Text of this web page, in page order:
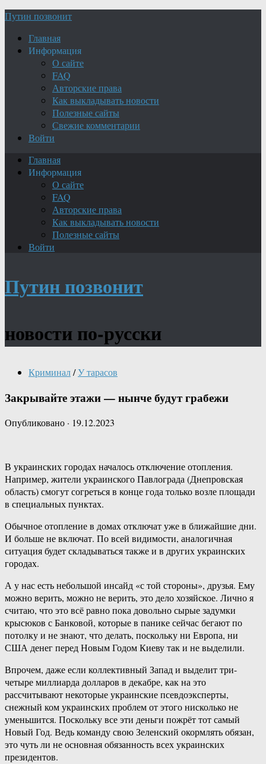
Путин позвонит
Главная
Информация
О сайте
FAQ
Авторские права
Как выкладывать новости
Полезные сайты
Свежие комментарии
Войти
Главная
Информация
О сайте
FAQ
Авторские права
Как выкладывать новости
Полезные сайты
Войти
Путин позвонит
новости по-русски
Криминал/У тарасов
Закрывайте этажи — нынче будут грабежи
Опубликовано · 19.12.2023
В украинских городах началось отключение отопления.
Например, жители украинского Павлограда (Днепровская
область) смогут согреться в конце года только возле площади
в специальных пунктах.
Обычное отопление в домах отключат уже в ближайшие дни.
И больше не включат. По всей видимости, аналогичная
ситуация будет складываться также и в других украинских
городах.
А у нас есть небольшой инсайд «с той стороны», друзья. Ему
можно верить, можно не верить, это дело хозяйское. Лично я
считаю, что это всё равно пока довольно сырые задумки
крысюков с Банковой, которые в панике сейчас бегают по
потолку и не знают, что делать, поскольку ни Европа, ни
США денег перед Новым Годом Киеву так и не выделили.
Впрочем, даже если коллективный Запад и выделит три-
четыре миллиарда долларов в декабре, как на это
рассчитывают некоторые украинские псевдоэксперты,
снежный ком украинских проблем от этого нисколько не
уменьшится. Поскольку все эти деньги пожрёт тот самый
Новый Год. Ведь команду свою Зеленский окормлять обязан,
это чуть ли не основная обязанность всех украинских
президентов.